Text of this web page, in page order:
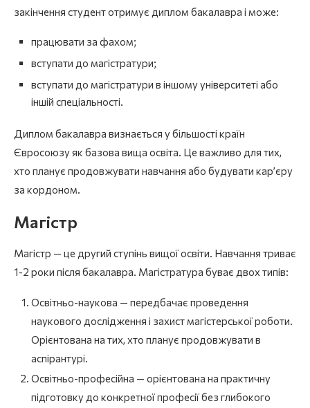
закінчення студент отримує диплом бакалавра і може:
працювати за фахом;
вступати до магістратури;
вступати до магістратури в іншому університеті або
іншій спеціальності.
Диплом бакалавра визнається у більшості країн
Євросоюзу як базова вища освіта. Це важливо для тих,
хто планує продовжувати навчання або будувати кар’єру
за кордоном.
Магістр
Магістр — це другий ступінь вищої освіти. Навчання триває
1-2 роки після бакалавра. Магістратура буває двох типів:
Освітньо-наукова — передбачає проведення
наукового дослідження і захист магістерської роботи.
Орієнтована на тих, хто планує продовжувати в
аспірантурі.
Освітньо-професійна — орієнтована на практичну
підготовку до конкретної професії без глибокого